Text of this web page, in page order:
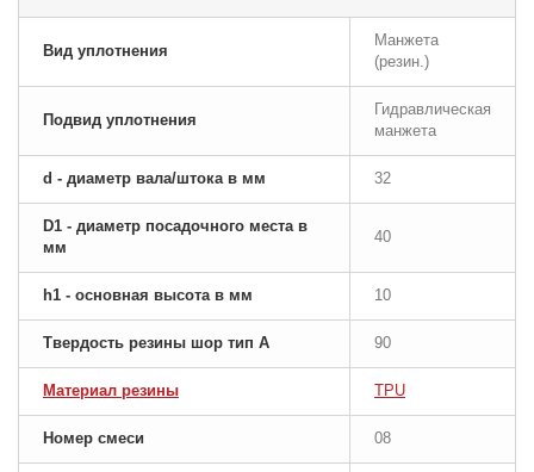
Вид уплотнения
Манжета
(резин.)
Подвид уплотнения
Гидравлическая
манжета
d - диаметр вала/штока в мм 32
D1 - диаметр посадочного места в
мм
40
h1 - основная высота в мм 10
Твердость резины шор тип A 90
Материал резины TPU
Номер смеси 08